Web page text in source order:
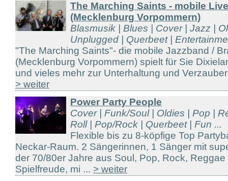
The Marching Saints - mobile
(Mecklenburg Vorpommern)
Blasmusik | Blues | Cover | Jazz |
Unplugged | Querbeet |
"The Marching Saints"- die mobile Jazzband /
(Mecklenburg Vorpommern) spielt für Sie
und vieles mehr zur Unterhaltung und
> weiter
Power Party People
Cover | Funk/Soul | Oldies | Pop |
Roll | Pop/Rock | Querbeet | Fun ...
Flexible bis zu 8-köpfige Top
Neckar-Raum. 2 Sängerinnen, 1 Sänger mit
der 70/80er Jahre aus Soul, Pop, Rock,
Spielfreude, mi ... > weiter